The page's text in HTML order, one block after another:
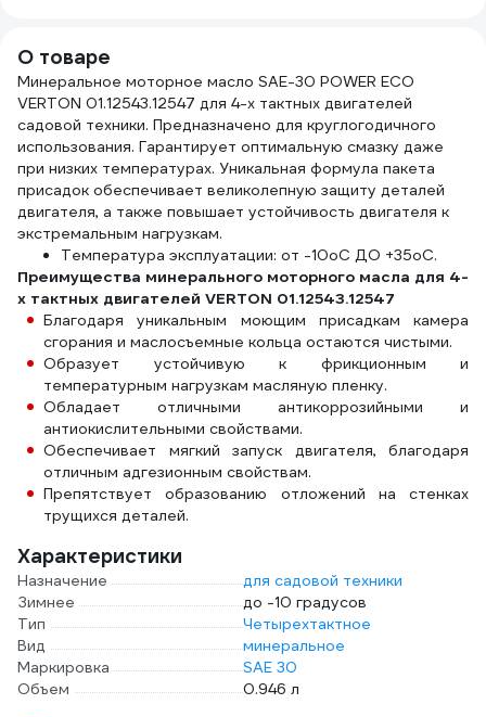
О товаре
Минеральное моторное масло SAE-30 POWER ECO
VERTON 01.12543.12547 для 4-х тактных двигателей
садовой техники. Предназначено для круглогодичного
использования. Гарантирует оптимальную смазку даже
при низких температурах. Уникальная формула пакета
присадок обеспечивает великолепную защиту деталей
двигателя, а также повышает устойчивость двигателя к
экстремальным нагрузкам.
Температура эксплуатации: от -10оС ДО +35оС.
Преимущества минерального моторного масла для 4-
х тактных двигателей VERTON 01.12543.12547
Благодаря уникальным моющим присадкам камера
сгорания и маслосъемные кольца остаются чистыми.
Образует устойчивую к фрикционным и
температурным нагрузкам масляную пленку.
Обладает отличными антикоррозийными и
антиокислительными свойствами.
Обеспечивает мягкий запуск двигателя, благодаря
отличным адгезионным свойствам.
Препятствует образованию отложений на стенках
трущихся деталей.
Характеристики
Назначение
для садовой техники
Зимнее
до -10 градусов
Тип
Четырехтактное
Вид
минеральное
Маркировка
SAE 30
Объем
0.946 л